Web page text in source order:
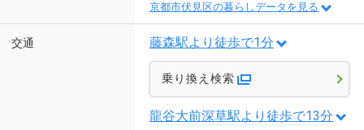
京都市伏見区の暮らしデータを見る
交通 藤森駅より徒歩で1分
乗り換え検索
龍谷大前深草駅より徒歩で13分